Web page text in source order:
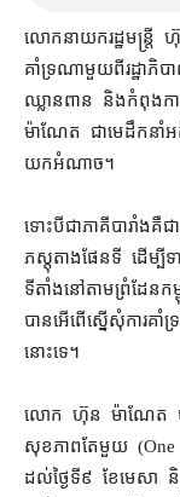
លោកនាយក​រដ្ឋមន្ត្រី
គាំទ្រ​ណាមួយ​ពី​រដ្ឋាភិបា
ឈ្លានពាន និង​កំពុង​
ម៉ាណែត ជា​មេដឹកនាំ​អ
យក​អំណាច។
ទោះបីជា​ភាគី​បារាំង​គឺ
ភស្តុតាង​ផែនទី ដើម្បី​
ទីតាំង​នៅ​តាម​ព្រំដែន​
បាន​អើពើ​ស្នើសុំ​ការ​គ
នោះ​ទេ។
លោក ហ៊ុន ម៉ាណែត បា
សុខភាព​តែមួយ (One
ដល់​ថ្ងៃទី​៩ ខែមេសា និ